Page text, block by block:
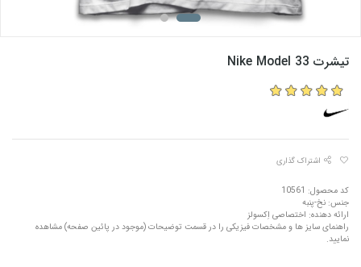
تیشرت Nike Model 33
اشتراک گذاری
کد محصول: 10561
جنس: نخ-پنبه
ارائه دهنده: اختصاصی اِکسولز
راهنمای سایز ها و مشخصات فیزیکی را در قسمت توضیحات (موجود در پائین صفحه) مشاهده
نمایید.